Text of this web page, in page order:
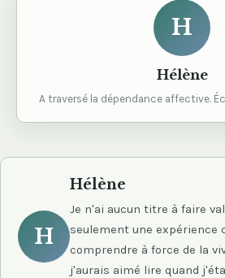
H
Hélène
A traversé la dépendance affective.
H
Hélène
Je n'ai aucun titre à faire
seulement une expérience
comprendre à force de la
j'aurais aimé lire quand